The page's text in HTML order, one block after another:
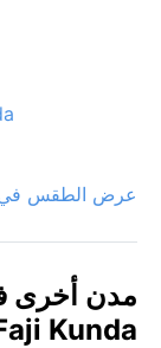
عرض الطقس في
مدن أخرى
Kunda